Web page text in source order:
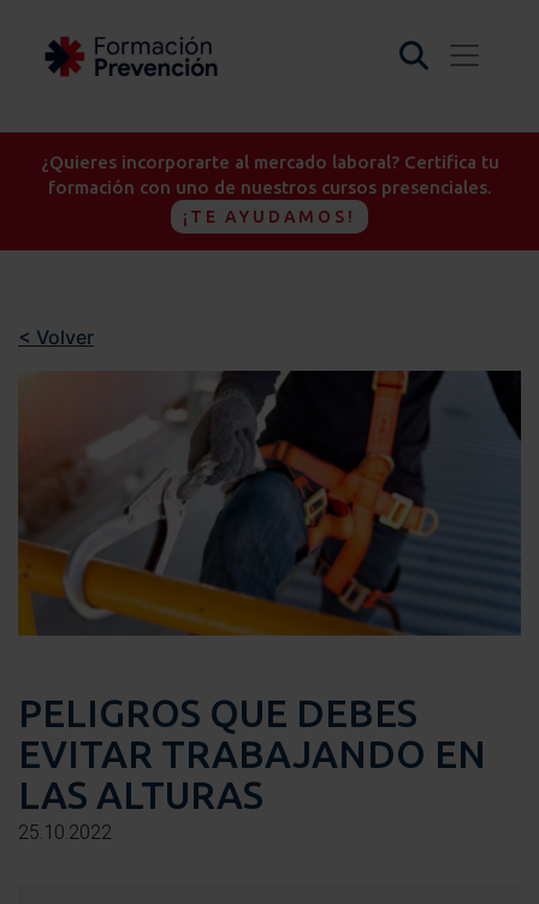
¿Quieres incorporarte al mercado laboral? Certifica tu
formación con uno de nuestros cursos presenciales.
¡TE AYUDAMOS!
< Volver
PELIGROS QUE DEBES
EVITAR TRABAJANDO EN
LAS ALTURAS
25.10.2022